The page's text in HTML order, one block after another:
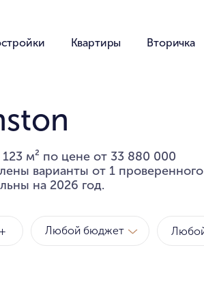
Квартиры Вторичка
м² по цене от 33 880 000
варианты от 1 проверенного
на 2026 год.
4+ Любой бюджет